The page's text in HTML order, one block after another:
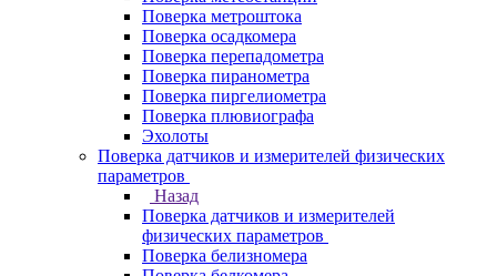
Поверка метроштока
Поверка осадкомера
Поверка перепадометра
Поверка пиранометра
Поверка пиргелиометра
Поверка плювиографа
Эхолоты
Поверка датчиков и измерителей физических
параметров
Назад
Поверка датчиков и измерителей
физических параметров
Поверка белизномера